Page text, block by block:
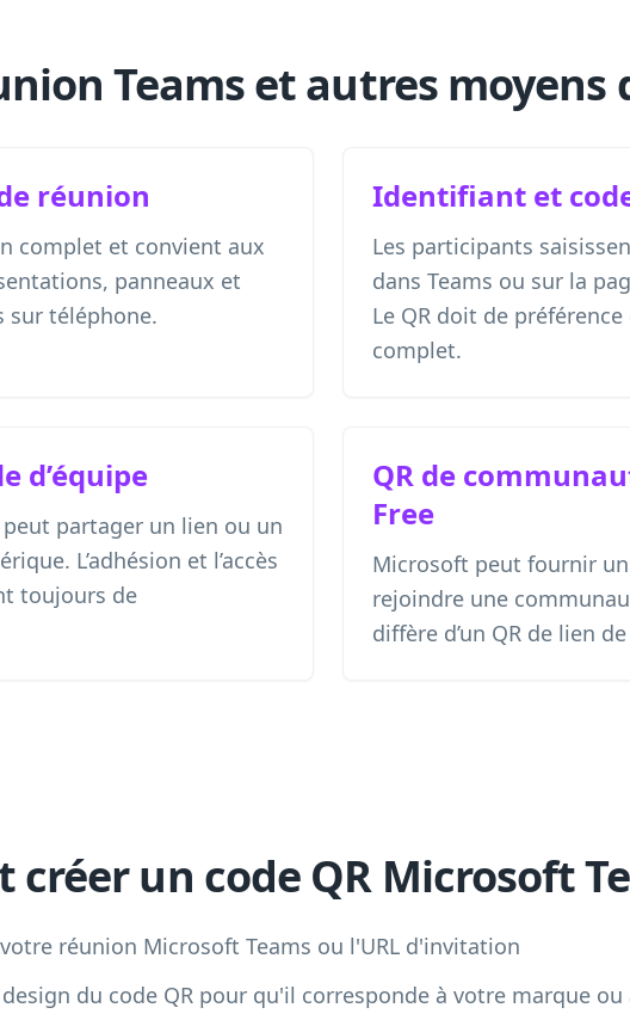
Teams et autres moyens
réunion
complet et convient aux
panneaux et
sur téléphone.
Identifiant et
Les participants
dans Teams ou sur la
Le QR doit de
complet.
d’équipe
partager un lien ou un
L’adhésion et l’accès
toujours de
QR de
Free
Microsoft peut fournir
rejoindre une
diffère d’un QR de lien
créer un code QR Microsoft
réunion Microsoft Teams ou l'URL d'invitation
du code QR pour qu'il corresponde à votre marque